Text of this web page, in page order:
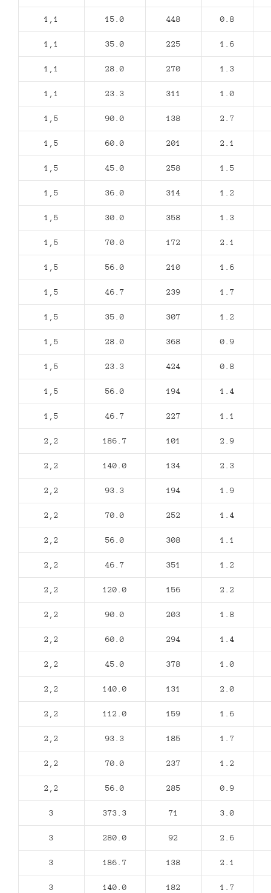
1,1 15.0 448 0.8
1,1 35.0 225 1.6
1,1 28.0 270 1.3
1,1 23.3 311 1.0
1,5 90.0 138 2.7
1,5 60.0 201 2.1
1,5 45.0 258 1.5
1,5 36.0 314 1.2
1,5 30.0 358 1.3
1,5 70.0 172 2.1
1,5 56.0 210 1.6
1,5 46.7 239 1.7
1,5 35.0 307 1.2
1,5 28.0 368 0.9
1,5 23.3 424 0.8
1,5 56.0 194 1.4
1,5 46.7 227 1.1
2,2 186.7 101 2.9
2,2 140.0 134 2.3
2,2 93.3 194 1.9
2,2 70.0 252 1.4
2,2 56.0 308 1.1
2,2 46.7 351 1.2
2,2 120.0 156 2.2
2,2 90.0 203 1.8
2,2 60.0 294 1.4
2,2 45.0 378 1.0
2,2 140.0 131 2.0
2,2 112.0 159 1.6
2,2 93.3 185 1.7
2,2 70.0 237 1.2
2,2 56.0 285 0.9
3 373.3 71 3.0
3 280.0 92 2.6
3 186.7 138 2.1
3 140.0 182 1.7